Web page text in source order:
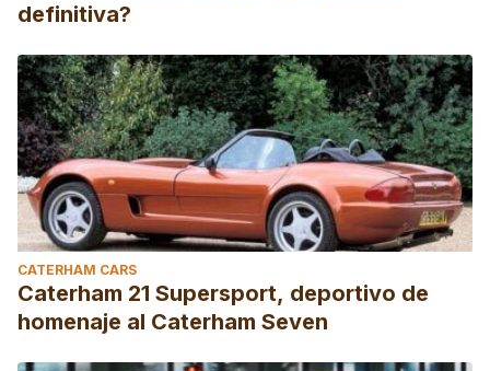
definitiva?
CATERHAM CARS
Caterham 21 Supersport, deportivo de
homenaje al Caterham Seven